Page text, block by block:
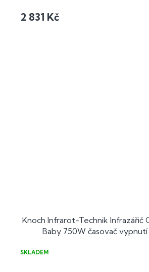
2 831 Kč
Knoch Infrarot-Technik
Baby 750W časovač
SKLADEM